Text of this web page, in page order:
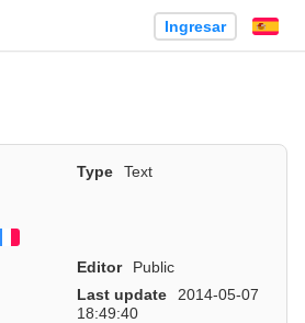
Ingresar
Type
Text
Editor
Public
Last update
2014-05-07
18:49:40